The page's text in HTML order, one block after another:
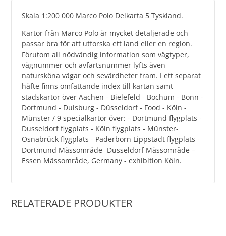
Skala 1:200 000 Marco Polo Delkarta 5 Tyskland.
Kartor från Marco Polo är mycket detaljerade och
passar bra för att utforska ett land eller en region.
Förutom all nödvändig information som vägtyper,
vägnummer och avfartsnummer lyfts även
natursköna vägar och sevärdheter fram. I ett separat
häfte finns omfattande index till kartan samt
stadskartor över Aachen - Bielefeld - Bochum - Bonn -
Dortmund - Duisburg - Düsseldorf - Food - Köln -
Münster / 9 specialkartor över: - Dortmund flygplats -
Dusseldorf flygplats - Köln flygplats - Münster-
Osnabrück flygplats - Paderborn Lippstadt flygplats -
Dortmund Mässområde- Dusseldorf Mässområde –
Essen Mässområde, Germany - exhibition Köln.
RELATERADE PRODUKTER